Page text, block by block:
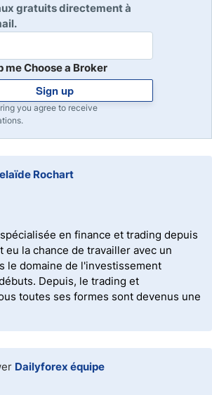
gratuits directement à
me Choose a Broker
Sign up
you agree to receive
Rochart
en finance et trading depuis
eu la chance de travailler avec un
le domaine de l'investissement
Depuis, le trading et
toutes ses formes sont devenus une
Dailyforex équipe